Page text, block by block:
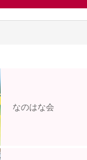
なのはな会